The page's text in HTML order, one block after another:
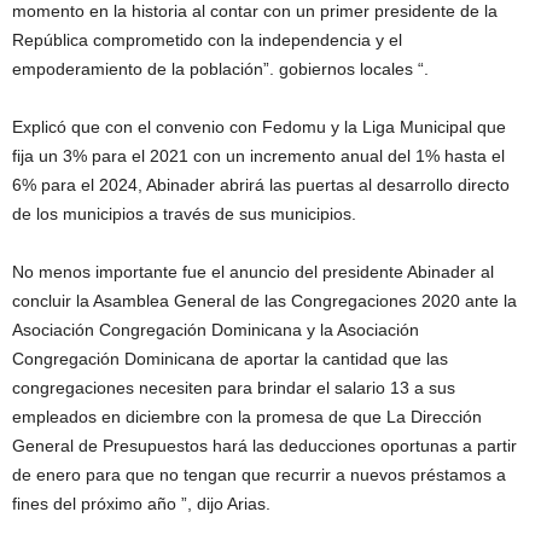
momento en la historia al contar con un primer presidente de la
República comprometido con la independencia y el
empoderamiento de la población”. gobiernos locales “.
Explicó que con el convenio con Fedomu y la Liga Municipal que
fija un 3% para el 2021 con un incremento anual del 1% hasta el
6% para el 2024, Abinader abrirá las puertas al desarrollo directo
de los municipios a través de sus municipios.
No menos importante fue el anuncio del presidente Abinader al
concluir la Asamblea General de las Congregaciones 2020 ante la
Asociación Congregación Dominicana y la Asociación
Congregación Dominicana de aportar la cantidad que las
congregaciones necesiten para brindar el salario 13 a sus
empleados en diciembre con la promesa de que La Dirección
General de Presupuestos hará las deducciones oportunas a partir
de enero para que no tengan que recurrir a nuevos préstamos a
fines del próximo año ”, dijo Arias.